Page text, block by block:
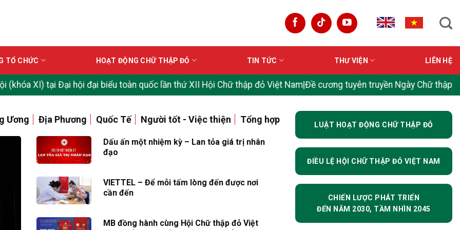
TỔ CHỨC HOẠT ĐỘNG CHỮ THẬP ĐỎ TIN TỨC THƯ VIỆN LIÊN HỆ
đại biểu toàn quốc lần thứ XII Hội Chữ thập đỏ Việt Nam|Đề cương tuyên truyền Ngày Chữ thập đỏ và Trăng lưỡi
Ương Địa Phương Quốc Tế Người tốt - Việc thiện Tổng hợp
Dấu ấn một nhiệm kỳ – Lan tỏa giá trị nhân
đạo
VIETTEL – Để mỗi tấm lòng đến được nơi
cần đến
MB đồng hành cùng Hội Chữ thập đỏ Việt
LUẬT HOẠT ĐỘNG CHỮ THẬP ĐỎ
ĐIỀU LỆ HỘI CHỮ THẬP ĐỎ VIỆT NAM
CHIẾN LƯỢC PHÁT TRIỂN
ĐẾN NĂM 2030, TẦM NHÌN 2045